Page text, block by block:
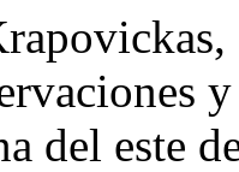
del este